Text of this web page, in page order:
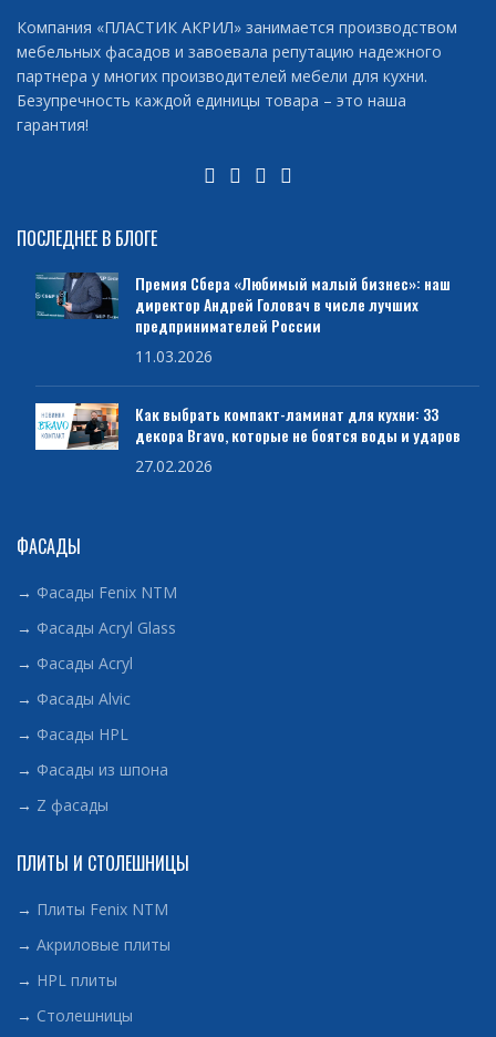
Компания «ПЛАСТИК АКРИЛ» занимается производством
мебельных фасадов и завоевала репутацию надежного
партнера у многих производителей мебели для кухни.
Безупречность каждой единицы товара – это наша
гарантия!
ПОСЛЕДНЕЕ В БЛОГЕ
Премия Сбера «Любимый малый бизнес»: наш
директор Андрей Головач в числе лучших
предпринимателей России
11.03.2026
Как выбрать компакт-ламинат для кухни: 33
декора Bravo, которые не боятся воды и ударов
27.02.2026
ФАСАДЫ
→ Фасады Fenix NTM
→ Фасады Acryl Glass
→ Фасады Acryl
→ Фасады Alvic
→ Фасады HPL
→ Фасады из шпона
→ Z фасады
ПЛИТЫ И СТОЛЕШНИЦЫ
→ Плиты Fenix NTM
→ Акриловые плиты
→ HPL плиты
→ Столешницы